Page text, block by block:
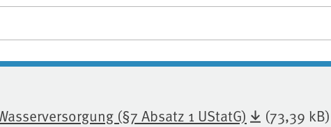
(§7 Absatz 1 UStatG) (73,39 kB)